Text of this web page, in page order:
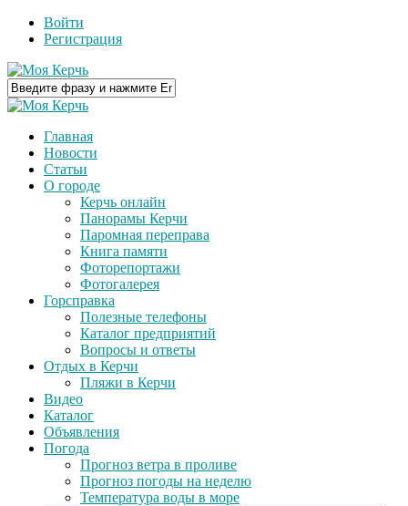
Войти
Регистрация
Главная
Новости
Статьи
О городе
Керчь онлайн
Панорамы Керчи
Паромная переправа
Книга памяти
Фоторепортажи
Фотогалерея
Горсправка
Полезные телефоны
Каталог предприятий
Вопросы и ответы
Отдых в Керчи
Пляжи в Керчи
Видео
Каталог
Объявления
Погода
Прогноз ветра в проливе
Прогноз погоды на неделю
Температура воды в море